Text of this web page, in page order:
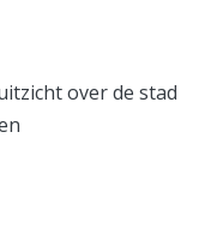
over de stad